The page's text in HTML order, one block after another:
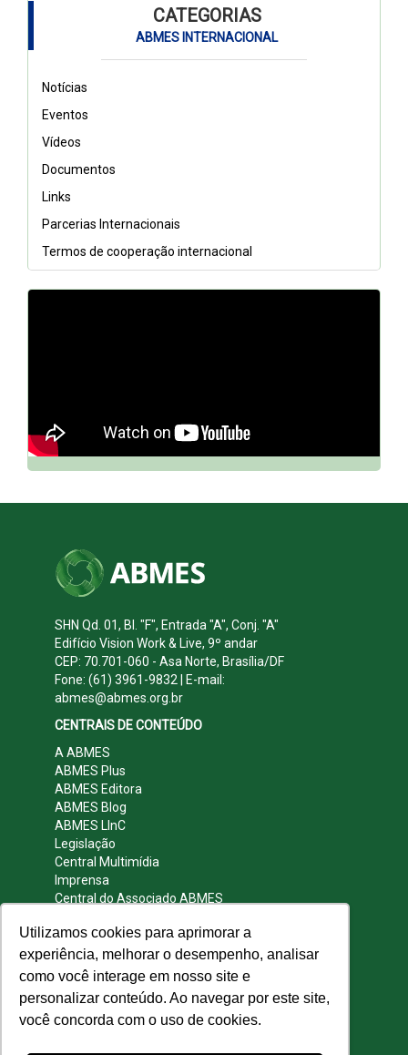
Utilizamos cookies para aprimorar a
experiência, melhorar o desempenho, analisar
como você interage em nosso site e
personalizar conteúdo. Ao navegar por este site,
você concorda com o uso de cookies.
CATEGORIAS
ABMES INTERNACIONAL
Notícias
Eventos
Vídeos
Documentos
Links
Parcerias Internacionais
Termos de cooperação internacional
SHN Qd. 01, Bl. "F", Entrada "A", Conj. "A"
Edifício Vision Work & Live, 9º andar
CEP: 70.701-060 - Asa Norte, Brasília/DF
Fone: (61) 3961-9832 | E-mail:
abmes@abmes.org.br
CENTRAIS DE CONTEÚDO
A ABMES
ABMES Plus
ABMES Editora
ABMES Blog
ABMES LInC
Legislação
Central Multimídia
Imprensa
Central do Associado ABMES